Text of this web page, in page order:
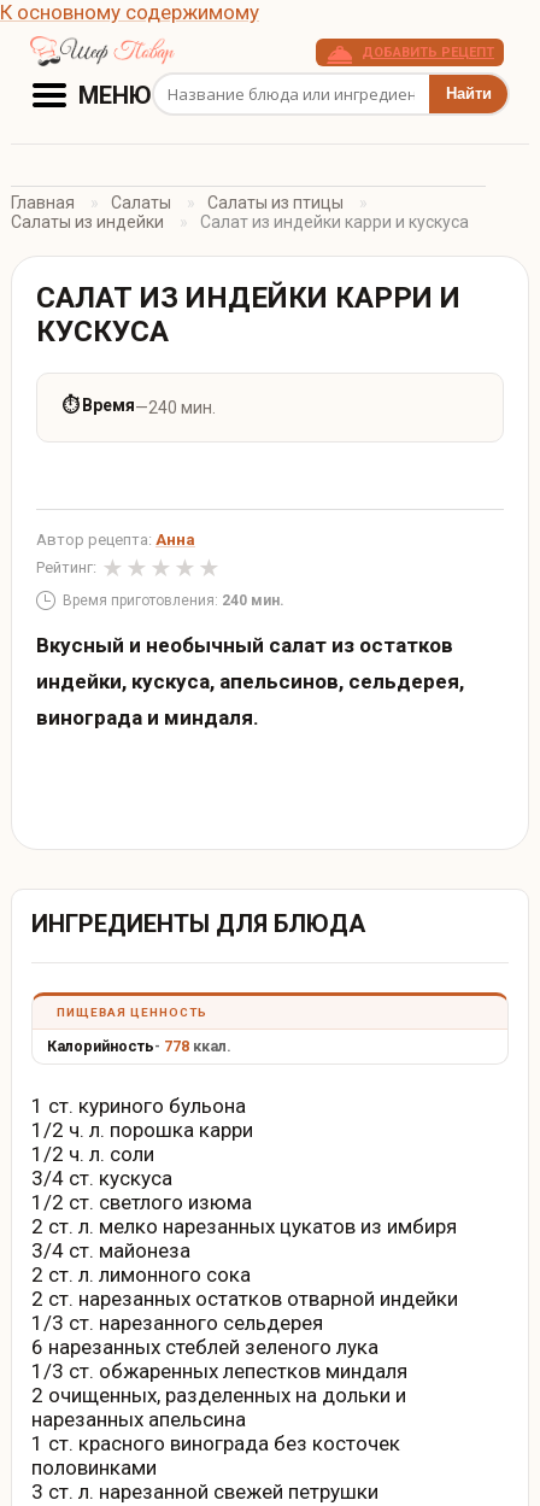
К основному содержимому
ДОБАВИТЬ РЕЦЕПТ
МЕНЮ Поиск рецептов
Главная Салаты
Салаты из птицы
Салаты из индейки
Салат из индейки карри и кускуса
САЛАТ ИЗ ИНДЕЙКИ КАРРИ И
КУСКУСА
⏱ Время—240 мин.
Автор рецепта: Анна
Рейтинг:
Время приготовления: 240 мин.
Вкусный и необычный салат из остатков
индейки, кускуса, апельсинов, сельдерея,
винограда и миндаля.
ИНГРЕДИЕНТЫ ДЛЯ БЛЮДА
ПИЩЕВАЯ ЦЕННОСТЬ
Калорийность- 778ккал.
1 ст. куриного бульона
1/2 ч. л. порошка карри
1/2 ч. л. соли
3/4 ст. кускуса
1/2 ст. светлого изюма
2 ст. л. мелко нарезанных цукатов из имбиря
3/4 ст. майонеза
2 ст. л. лимонного сока
2 ст. нарезанных остатков отварной индейки
1/3 ст. нарезанного сельдерея
6 нарезанных стеблей зеленого лука
1/3 ст. обжаренных лепестков миндаля
2 очищенных, разделенных на дольки и
нарезанных апельсина
1 ст. красного винограда без косточек
половинками
3 ст. л. нарезанной свежей петрушки